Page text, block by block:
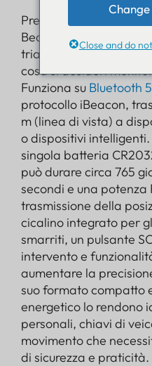
Presentazione del
Beacon: un dispositivo
triangolare che può
cosa si desideri
Funziona su Bluetooth
protocollo iBeacon,
m (linea di vista) a
o dispositivi
singola batteria
può durare circa 765
secondi e una potenza
trasmissione della
cicalino integrato per
smarriti, un pulsante
intervento e
aumentare la
suo formato compatto
energetico lo rendono
personali, chiavi di
movimento che
di sicurezza e praticità.
Close and do